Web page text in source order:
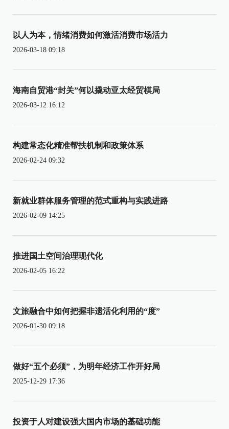
以人为本，情绪消费如何激活消费市场活力
2026-03-18 09:18
海南自贸港“封关”何以撬动亚太经贸棋局
2026-03-12 16:12
构建常态化精准帮扶机制和政策体系
2026-02-24 09:32
新就业群体服务管理的范式重构与实践进路
2026-02-09 14:25
推进国土空间治理现代化
2026-02-05 16:22
文旅融合中如何把握非遗活化利用的“度”
2026-01-30 09:18
做好“五个必须”，为明年经济工作开好局
2025-12-29 17:36
投资于人对建设强大国内市场的基础功能